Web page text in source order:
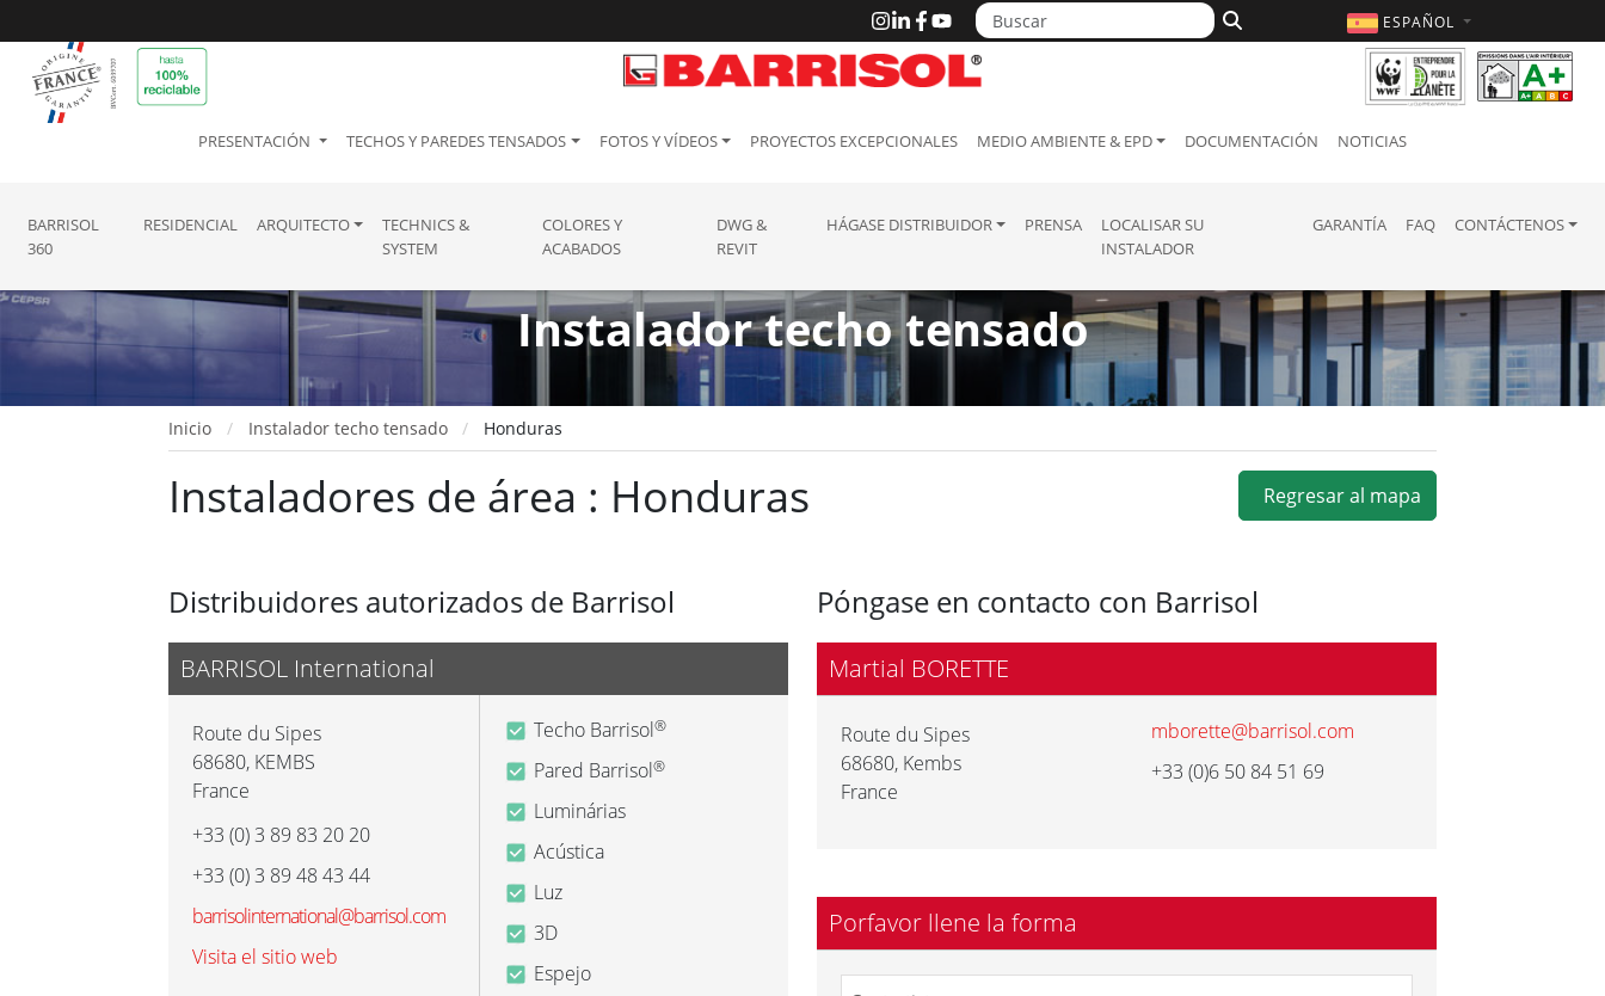
ESPAÑOL
PRESENTACIÓN TECHOS Y PAREDES TENSADOS FOTOS Y VÍDEOS PROYECTOS EXCEPCIONALES MEDIO AMBIENTE & EPD DOCUMENTACIÓN NOTICIAS
BARRISOL
360
RESIDENCIAL ARQUITECTO
TECHNICS &
SYSTEM
COLORES Y
ACABADOS
DWG &
REVIT
HÁGASE DISTRIBUIDOR PRENSA
LOCALISAR SU
INSTALADOR
GARANTÍA FAQ CONTÁCTENOS
Instalador techo tensado
Inicio Instalador techo tensado Honduras
Regresar al mapa
Instaladores de área : Honduras
Distribuidores autorizados de Barrisol
BARRISOL International
Route du Sipes
68680, KEMBS
France
+33 (0) 3 89 83 20 20
+33 (0) 3 89 48 43 44
barrisolinternational@barrisol.com
Visita el sitio web
Techo Barrisol®
Pared Barrisol®
Luminárias
Acústica
Luz
3D
Espejo
Póngase en contacto con Barrisol
Martial BORETTE
Route du Sipes
68680, Kembs
France
mborette@barrisol.com
+33 (0)6 50 84 51 69
Porfavor llene la forma